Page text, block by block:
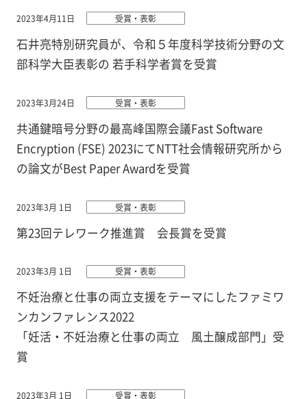
2023年4月11日 受賞・表彰
石井亮特別研究員が、令和５年度科学技術分野の文
部科学大臣表彰の 若手科学者賞を受賞
2023年3月24日 受賞・表彰
共通鍵暗号分野の最高峰国際会議Fast Software
Encryption (FSE) 2023にてNTT社会情報研究所から
の論文がBest Paper Awardを受賞
2023年3月 1日 受賞・表彰
第23回テレワーク推進賞 会長賞を受賞
2023年3月 1日 受賞・表彰
不妊治療と仕事の両立支援をテーマにしたファミワ
ンカンファレンス2022
「妊活・不妊治療と仕事の両立 風土醸成部門」受
賞
2023年3月 1日 受賞・表彰